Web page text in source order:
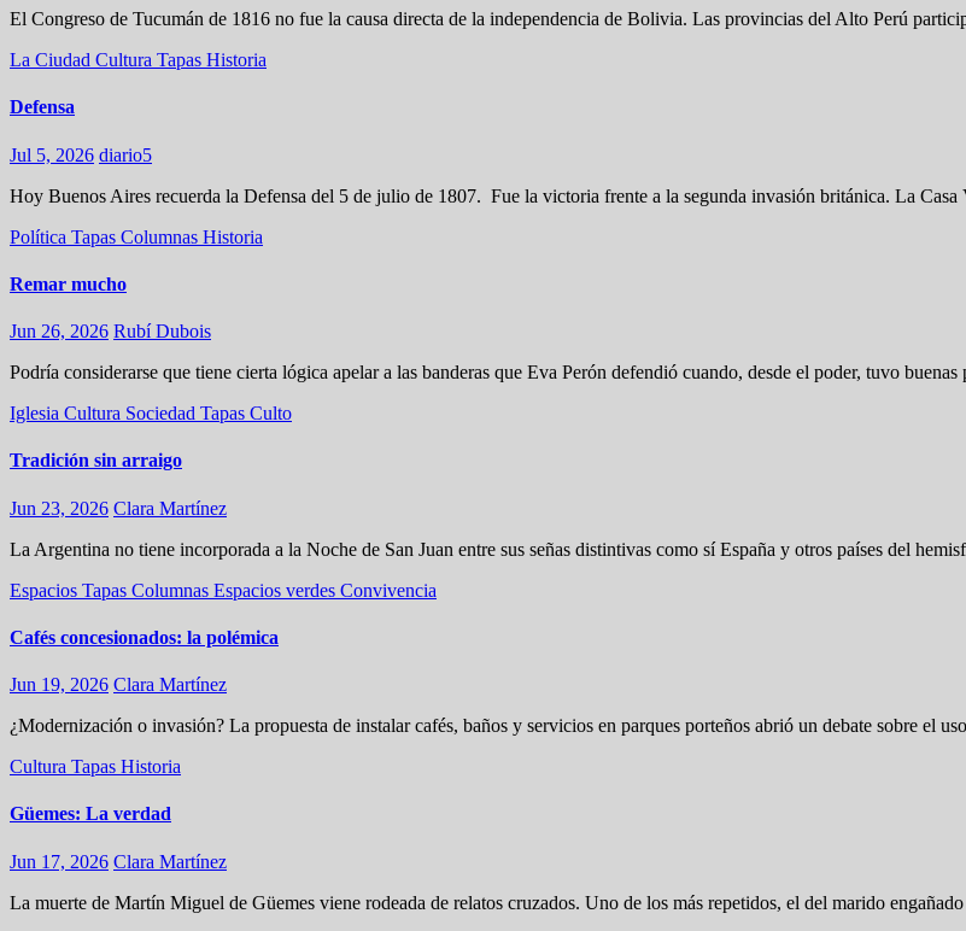
El Congreso de Tucumán de 1816 no fue la causa directa de la independencia de Bolivia. Las provincias del Alto Perú
La Ciudad Cultura Tapas Historia
Defensa
Jul 5, 2026 diario5
Hoy Buenos Aires recuerda la Defensa del 5 de julio de 1807. Fue la victoria frente a la segunda invasión británica. La
Política Tapas Columnas Historia
Remar mucho
Jun 26, 2026 Rubí Dubois
Podría considerarse que tiene cierta lógica apelar a las banderas que Eva Perón defendió cuando, desde el poder, tuvo
Iglesia Cultura Sociedad Tapas Culto
Tradición sin arraigo
Jun 23, 2026 Clara Martínez
La Argentina no tiene incorporada a la Noche de San Juan entre sus señas distintivas como sí España y otros países del
Espacios Tapas Columnas Espacios verdes Convivencia
Cafés concesionados: la polémica
Jun 19, 2026 Clara Martínez
¿Modernización o invasión? La propuesta de instalar cafés, baños y servicios en parques porteños abrió un debate sobre el
Cultura Tapas Historia
Güemes: La verdad
Jun 17, 2026 Clara Martínez
La muerte de Martín Miguel de Güemes viene rodeada de relatos cruzados. Uno de los más repetidos, el del marido